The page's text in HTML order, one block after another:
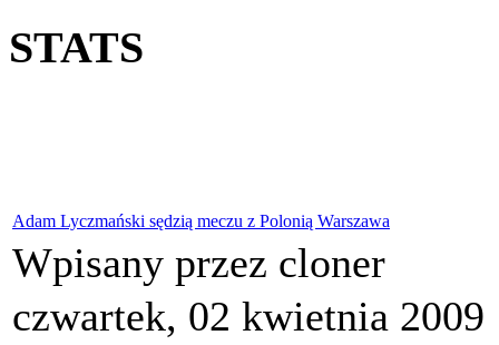
STATS
Adam Lyczmański sędzią meczu z Polonią Warszawa
Wpisany przez cloner
czwartek, 02 kwietnia 2009